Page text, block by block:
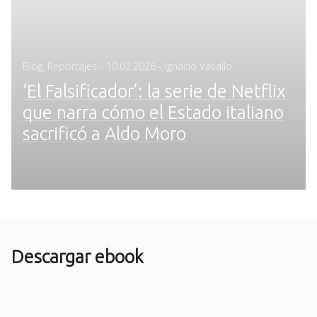
Blog Reportajes - Posted
on
10.02.2026 - Ignacio Vasallo
‘El Falsificador’: la serie de Netflix
que narra cómo el Estado italiano
sacrificó a Aldo Moro
Descargar ebook